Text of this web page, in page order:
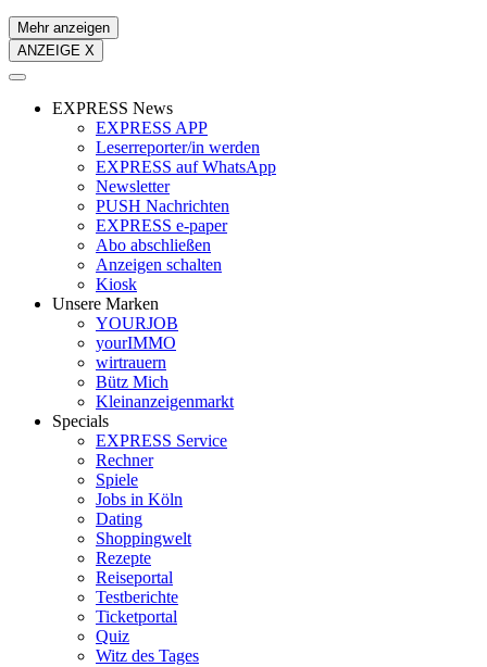
Mehr anzeigen
ANZEIGE X
EXPRESS News
EXPRESS APP
Leserreporter/in werden
EXPRESS auf WhatsApp
Newsletter
PUSH Nachrichten
EXPRESS e-paper
Abo abschließen
Anzeigen schalten
Kiosk
Unsere Marken
YOURJOB
yourIMMO
wirtrauern
Bütz Mich
Kleinanzeigenmarkt
Specials
EXPRESS Service
Rechner
Spiele
Jobs in Köln
Dating
Shoppingwelt
Rezepte
Reiseportal
Testberichte
Ticketportal
Quiz
Witz des Tages